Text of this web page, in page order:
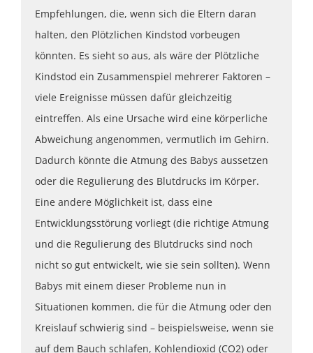
Empfehlungen, die, wenn sich die Eltern daran
halten, den Plötzlichen Kindstod vorbeugen
könnten. Es sieht so aus, als wäre der Plötzliche
Kindstod ein Zusammenspiel mehrerer Faktoren –
viele Ereignisse müssen dafür gleichzeitig
eintreffen. Als eine Ursache wird eine körperliche
Abweichung angenommen, vermutlich im Gehirn.
Dadurch könnte die Atmung des Babys aussetzen
oder die Regulierung des Blutdrucks im Körper.
Eine andere Möglichkeit ist, dass eine
Entwicklungsstörung vorliegt (die richtige Atmung
und die Regulierung des Blutdrucks sind noch
nicht so gut entwickelt, wie sie sein sollten). Wenn
Babys mit einem dieser Probleme nun in
Situationen kommen, die für die Atmung oder den
Kreislauf schwierig sind – beispielsweise, wenn sie
auf dem Bauch schlafen, Kohlendioxid (CO2) oder